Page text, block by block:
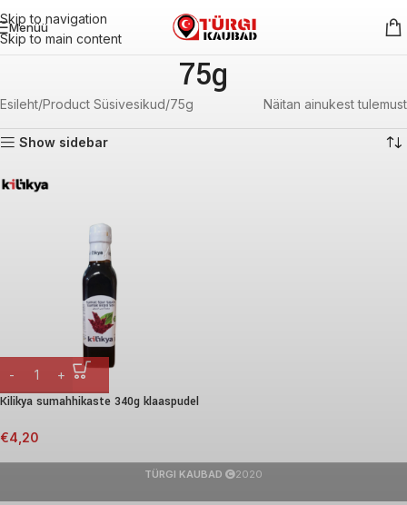
Skip to navigation
Skip to main content
Menüü
75g
Esileht Product Süsivesikud 75g Näitan ainukest tulemust
Show sidebar
Kilikya sumahhikaste 340g klaaspudel
€4,20
TÜRGI KAUBAD 2020